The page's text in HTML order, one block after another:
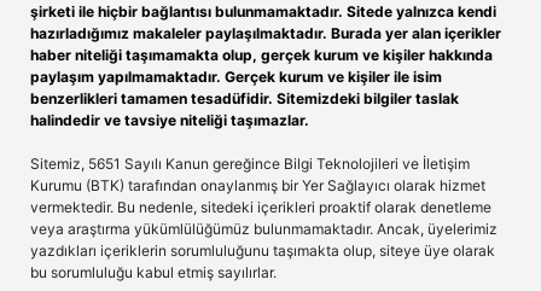
şirketi ile hiçbir bağlantısı bulunmamaktadır. Sitede yalnızca kendi
hazırladığımız makaleler paylaşılmaktadır. Burada yer alan içerikler
haber niteliği taşımamakta olup, gerçek kurum ve kişiler hakkında
paylaşım yapılmamaktadır. Gerçek kurum ve kişiler ile isim
benzerlikleri tamamen tesadüfidir. Sitemizdeki bilgiler taslak
halindedir ve tavsiye niteliği taşımazlar.
Sitemiz, 5651 Sayılı Kanun gereğince Bilgi Teknolojileri ve İletişim
Kurumu (BTK) tarafından onaylanmış bir Yer Sağlayıcı olarak hizmet
vermektedir. Bu nedenle, sitedeki içerikleri proaktif olarak denetleme
veya araştırma yükümlülüğümüz bulunmamaktadır. Ancak, üyelerimiz
yazdıkları içeriklerin sorumluluğunu taşımakta olup, siteye üye olarak
bu sorumluluğu kabul etmiş sayılırlar.